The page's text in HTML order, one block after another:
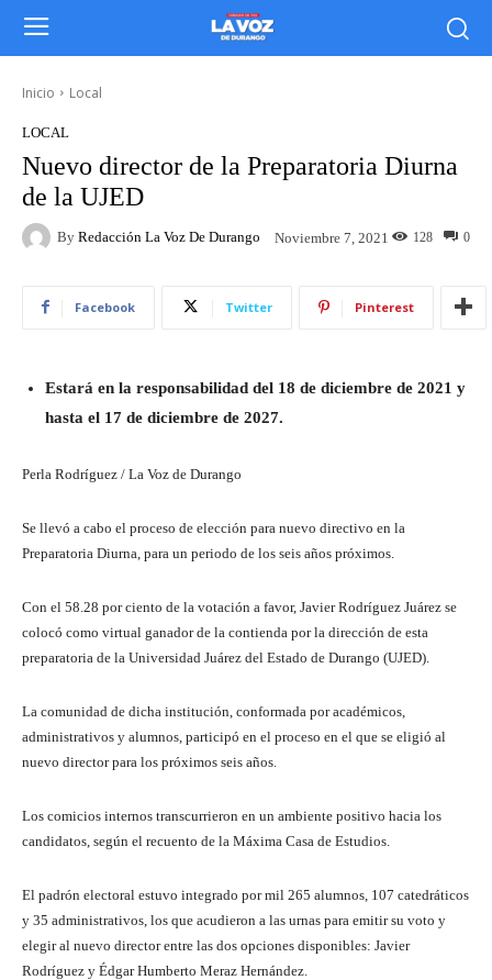
Inicio Local
LOCAL
Nuevo director de la Preparatoria Diurna
de la UJED
By Redacción La Voz De Durango Noviembre 7, 2021 0
128
Facebook Twitter Pinterest
Estará en la responsabilidad del 18 de diciembre de 2021 y
hasta el 17 de diciembre de 2027.
Perla Rodríguez / La Voz de Durango
Se llevó a cabo el proceso de elección para nuevo directivo en la
Preparatoria Diurna, para un periodo de los seis años próximos.
Con el 58.28 por ciento de la votación a favor, Javier Rodríguez Juárez se
colocó como virtual ganador de la contienda por la dirección de esta
preparatoria de la Universidad Juárez del Estado de Durango (UJED).
La comunidad de dicha institución, conformada por académicos,
administrativos y alumnos, participó en el proceso en el que se eligió al
nuevo director para los próximos seis años.
Los comicios internos transcurrieron en un ambiente positivo hacia los
candidatos, según el recuento de la Máxima Casa de Estudios.
El padrón electoral estuvo integrado por mil 265 alumnos, 107 catedráticos
y 35 administrativos, los que acudieron a las urnas para emitir su voto y
elegir al nuevo director entre las dos opciones disponibles: Javier
Rodríguez y Édgar Humberto Meraz Hernández.